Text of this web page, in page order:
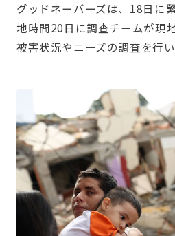
グッドネーバーズは、18日に
地時間20日に調査チームが現
被害状況やニーズの調査を行い